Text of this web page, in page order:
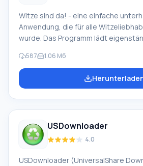
Witze sind da! - eine einfache
Anwendung, die für alle
wurde. Das Programm lädt
dann in einer praktischen Form an.
Unterstützung des Plugin-Systems
sehr flexibel und einfach zu
humorvollen Witzen erfreuen. Jeder
587 1.06 Мб
USDownloader
4.0
USDownloader (UniversalShare